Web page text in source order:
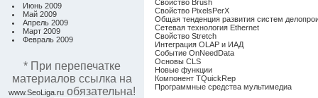
Июнь 2009
Май 2009
Апрель 2009
Март 2009
Февраль 2009
* При перепечатке
материалов ссылка на
www.SeoLiga.ru обязательна!
Свойство Brush
Свойство PixelsPerX
Общая тенденция развития систем
Сетевая технология Ethernet
Свойство Stretch
Интеграция OLAP и ИАД
Событие OnNeedData
Основы CLS
Новые функции
Компонент TQuickRep
Программные средства мультимедиа